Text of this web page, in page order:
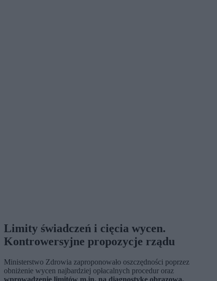
Limity świadczeń i cięcia wycen.
Kontrowersyjne propozycje rządu
Ministerstwo Zdrowia zaproponowało oszczędności poprzez
obniżenie wycen najbardziej opłacalnych procedur oraz
wprowadzenie limitów m.in. na diagnostykę obrazową,